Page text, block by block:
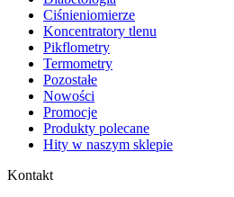
Ciśnieniomierze
Koncentratory tlenu
Pikflometry
Termometry
Pozostałe
Nowości
Promocje
Produkty polecane
Hity w naszym sklepie
Kontakt